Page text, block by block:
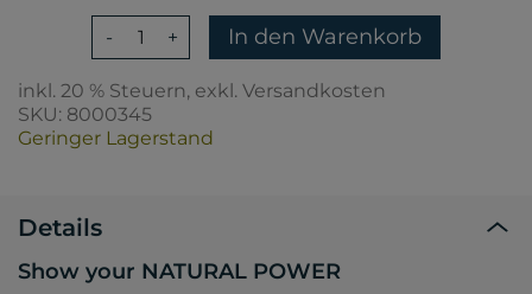
- + In den Warenkorb
inkl. 20 % Steuern, exkl. Versandkosten
SKU: 8000345
Geringer Lagerstand
Details
Show your NATURAL POWER